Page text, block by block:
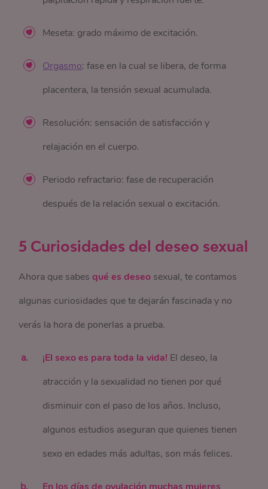
Meseta: grado máximo de excitación.
Orgasmo: fase en la cual se libera, de forma
placentera, la tensión sexual acumulada.
Resolución: sensación de satisfacción y
relajación en el cuerpo.
Periodo refractario: fase de recuperación
después de la relación sexual o excitación.
5 Curiosidades del deseo sexual
Ahora que sabesqué es deseo sexual, te contamos
algunas curiosidades que te dejarán fascinada y no
verás la hora de ponerlas a prueba.
¡El sexo es para toda la vida! El deseo, la
atracción y la sexualidad no tienen por qué
disminuir con el paso de los años. Incluso,
algunos estudios aseguran que quienes tienen
sexo en edades más adultas, son más felices.